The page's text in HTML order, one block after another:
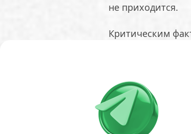
не приходится.
Критическим
удержание
опустится
привести к
Морено привёл
* Максимальный